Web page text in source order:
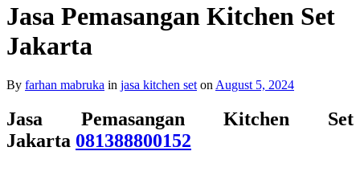
Jasa Pemasangan Kitchen Set
Jakarta
By farhan mabruka in jasa kitchen set on August 5, 2024
Jasa Pemasangan Kitchen Set
Jakarta 081388800152